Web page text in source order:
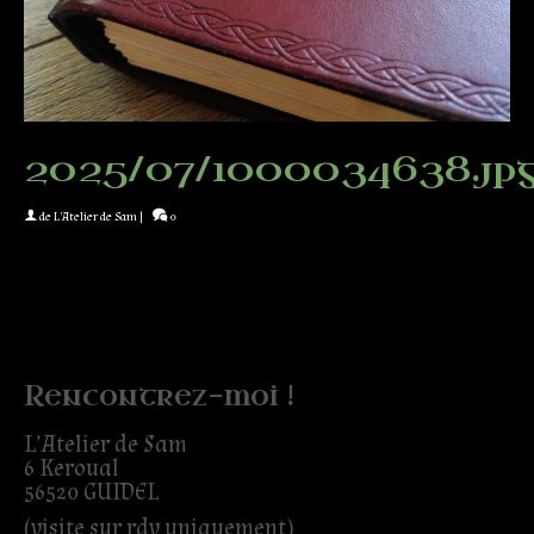
2025/07/
deL'Atelier de Sam | 0
Rencontrez-moi !
L’Atelier de Sam
6 Keroual
56520 GUIDEL